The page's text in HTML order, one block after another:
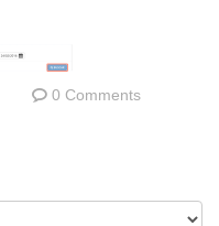
0 Comments